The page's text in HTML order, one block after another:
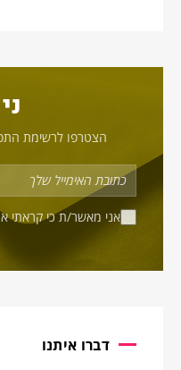
הצטרפו לרשימת
אני מאשר/ת כי קראתי
דברו איתנו